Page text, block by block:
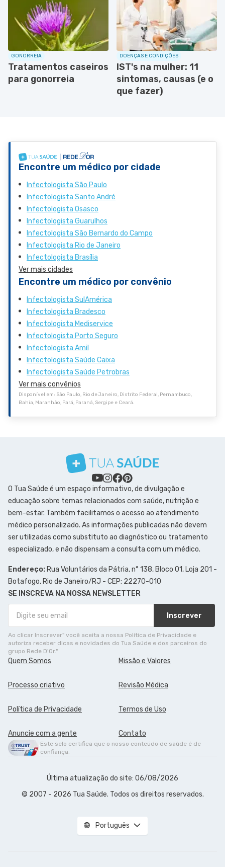
GONORREIA
Tratamentos caseiros
para gonorreia
DOENÇAS E CONDIÇÕES
IST's na mulher: 11
sintomas, causas (e o
que fazer)
Encontre um médico por cidade
Infectologista São Paulo
Infectologista Santo André
Infectologista Osasco
Infectologista Guarulhos
Infectologista São Bernardo do Campo
Infectologista Rio de Janeiro
Infectologista Brasília
Ver mais cidades
Encontre um médico por convênio
Infectologista SulAmérica
Infectologista Bradesco
Infectologista Mediservice
Infectologista Porto Seguro
Infectologista Amil
Infectologista Saúde Caixa
Infectologista Saúde Petrobras
Ver mais convênios
Disponível em: São Paulo, Rio de Janeiro, Distrito Federal, Pernambuco,
Bahia, Maranhão, Pará, Paraná, Sergipe e Ceará.
O Tua Saúde é um espaço informativo, de divulgação e
educação sobre temas relacionados com saúde, nutrição e
bem-estar. Também facilitamos o acesso ao atendimento
médico personalizado. As informações publicadas não devem
ser utilizadas como substituto ao diagnóstico ou tratamento
especializado, e não dispensam a consulta com um médico.
Endereço:Rua Voluntários da Pátria, n° 138, Bloco 01, Loja 201 -
Botafogo, Rio de Janeiro/RJ - CEP: 22270-010
SE INSCREVA NA NOSSA NEWSLETTER
Inscrever
Ao clicar Inscrever" você aceita a nossa Política de Privacidade e
autoriza receber dicas e novidades do Tua Saúde e dos parceiros do
grupo Rede D'Or."
Quem Somos Missão e Valores
Processo criativo Revisão Médica
Política de Privacidade Termos de Uso
Anuncie com a gente Contato
Este selo certifica que o nosso conteúdo de saúde é de
confiança.
Última atualização do site: 06/08/2026
© 2007 - 2026 Tua Saúde. Todos os direitos reservados.
Português